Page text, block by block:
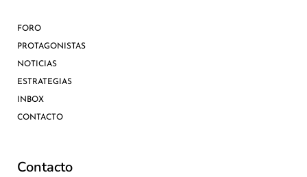
FORO
PROTAGONISTAS
NOTICIAS
ESTRATEGIAS
INBOX
CONTACTO
Contacto